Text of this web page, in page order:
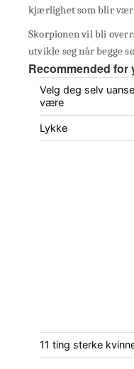
kjærlighet som blir
Skorpionen vil bli
utvikle seg når begge
Recommended for
Velg deg selv
være
Lykke
11 ting sterke